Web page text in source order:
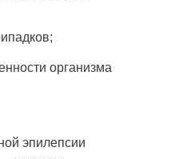
организма
эпилепсии